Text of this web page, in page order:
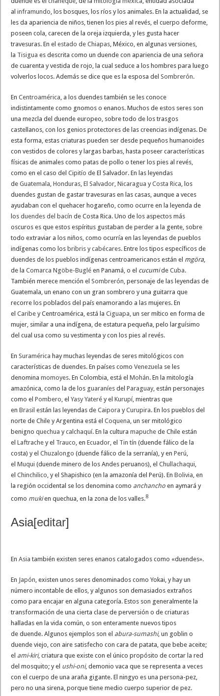
alinframundo , los bosques, los ríos y los animales. En la actualidad, se
les da apariencia de niños, tienen los pies al revés, el cuerpo deforme,
poseen cola, carecen de la oreja izquierda, y les gusta hacer
travesuras. En elestado de Chiapas , México, en algunas versiones,
la Tisigua es descrita como un duende con apariencia de una señora
de cuarenta y vestida de rojo, la cual seduce a los hombres para luego
volverlos locos. Además se dice que es la esposa delSombrerón.
EnCentroamérica , a los duendes también se les conoce
indistintamente como gnomos o enanos. Muchos de estos seres son
una mezcla del duende europeo, sobre todo de los trasgos
castellanos, con los genios protectores de las creencias indígenas. De
esta forma, estas criaturas pueden ser desde pequeños humanoides
con vestidos de colores y largas barbas, hasta poseer características
físicas de animales como patas de pollo o tener los pies al revés,
como en el caso delCipitío de El Salvador. En las leyendas
deGuatemala ,Honduras ,El Salvador ,Nicaragua yCosta Rica , los
duendes gustan de gastar travesuras en las casas, aunque a veces
ayudaban con el quehacer hogareño, como ocurre en la leyenda de
losduendes del bacín de Costa Rica. Uno de los aspectos más
oscuros es que estos espíritus gustaban de perder a la gente, sobre
todo extraviar a los niños, como ocurría en las leyendas de pueblos
indígenas como losbribris ycabécares. Entre los tipos específicos de
duendes de los pueblos indígenas centroamericanos están el mgöra,
de laComarca Ngöbe-Buglé en Panamá, o el cucumideCuba.
También merece mención elSombrerón , personaje de las leyendas de
Guatemala, un enano con un gran sombrero y una guitarra que
recorre los poblados del país enamorando a las mujeres. En
elCaribe y Centroamérica, está laCiguapa , un ser mítico en forma de
mujer, similar a una indígena, de estatura pequeña, pelo larguísimo
del cual usa como su vestimenta y con los pies al revés.
EnSuramérica hay muchas leyendas de seres mitológicos con
características de duendes. En países comoVenezuela se les
denominamomoyes. En Colombia, está elMohán. En la mitología
amazónica, como la de los guaraníes delParaguay , están personajes
como elPombero , elYasy Yateré y elKurupí, mientras que
enBrasil están las leyendas deCaipora yCurupira. En los pueblos del
norte de Chile y Argentina está elCoquena , un ser mitológico
benignoquechua ycalchaquí. En la culturamapuche de Chile están
elLaftrache y el Trauco , enEcuador , el Tin tín (duende fálico de la
costa) y elChuzalongo (duende fálico de la serranía), y enPerú
elMuqui (duende minero de los Andes peruanos), elChullachaqui
elChinchilico , y el Shapishico (en la amazonía del Perú). EnBolivia , en
la región occidental se los denomina como anchancho en aymará y
como mukien quechua, en la zona de los valles.8
Asia[editar]
EnAsia también existen seres enanos catalogados como «duendes».
En Japón , existen unos seres denominados como Yokai, y hay un
número incontable de ellos, y algunos son demasiados extraños
como para encajar en alguna categoría. Estos son generalmente la
transformación de una cierta clase de perversión o de criaturas
halladas en la vida común, o son enteramente nuevos tipos
de duende. Algunos ejemplos son el abura-sumashi, un goblin o
duende viejo, con aire satisfecho con cara de patata, que bebe aceite;
el ami-kiri, criatura que existe con el único propósito de cortar la red
del mosquito; y el ushi-oni, demonio vaca que se representa a veces
con el cuerpo de una araña gigante. El ningyo es una persona-pez,
pero no una sirena, porque tiene medio cuerpo superior de pez.